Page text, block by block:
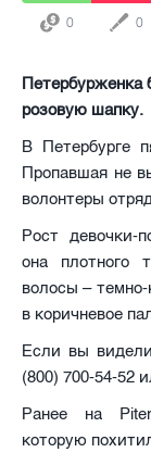
0 0
Петербурженка
розовую шапку.
В Петербурге
Пропавшая не
волонтеры
Рост девочки-
она плотного
волосы –
в коричневое
Если вы
(800) 700-54-52
Ранее на
которую